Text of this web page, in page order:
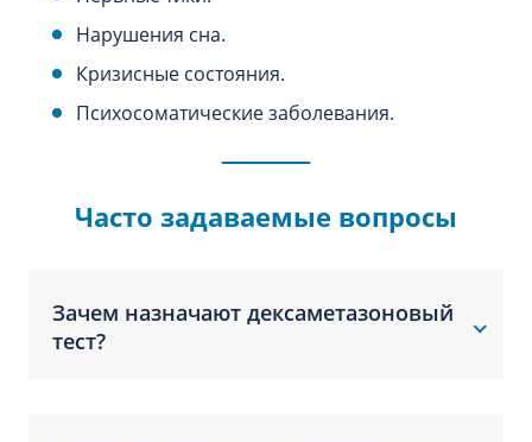
Нарушения сна.
Кризисные состояния.
Психосоматические заболевания.
Часто задаваемые вопросы
Зачем назначают дексаметазоновый
тест?